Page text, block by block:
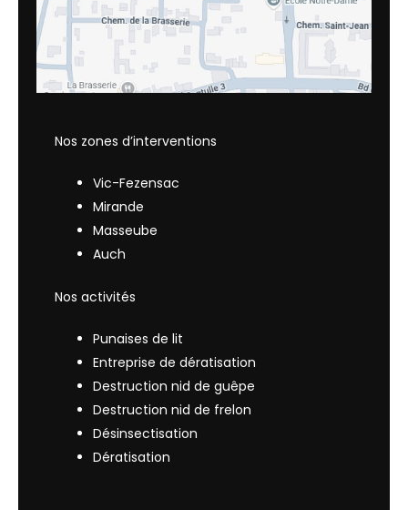
Nos zones d’interventions
Vic-Fezensac
Mirande
Masseube
Auch
Nos activités
Punaises de lit
Entreprise de dératisation
Destruction nid de guêpe
Destruction nid de frelon
Désinsectisation
Dératisation